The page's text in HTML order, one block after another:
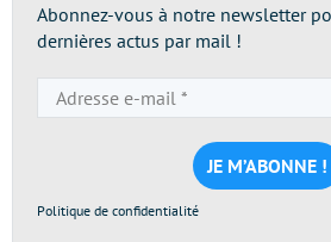
Abonnez-vous à notre newsletter
dernières actus par mail !
e-
mail
*
Politique de confidentialité